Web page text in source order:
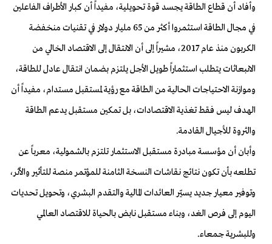
وأفاد أن قطاع الطاقة يجسد قوة تحويلية، مفيداً أن كبار الأطراف الفاعلين
في مجال الطاقة استثمروا أكثر من 65 مليار دولار في تقنيات منخفضة
الكربون منذ عام 2017، مشيراً إلى أن الانتقال إلى الاقتصاد الخالي من
الانبعاثات يتطلب استثماراً طويل الأجل يلتزم بضمان انتقال عادل للطاقة،
وموازنة الاحتياجات الحالية من الطاقة مع رؤية لمستقبل مستدام، مفيداً أن
الهدف ليس فقط تغذية الاقتصادات، بل تمكين مستقبل يدعم الطاقة
والثروة للأجيال القادمة.
وأبان أن مؤسسة مبادرة مستقبل الاستثمار تلتزم بالشمولية، معرباً عن
تطلعه بأن تكون نتائج نقاشات النسخة الثامنة للمؤتمر منصة للتأثير والأثر،
وتوفير معيار جديد يسيّر العائدات المالية والتقدم البشري، وتحويل تحديات
اليوم إلى فرص الغد، وبناء مستقبل نابض بالحياة للاقتصاد العالمي
وللبشرية جمعاء.